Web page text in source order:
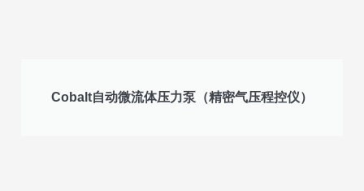
Cobalt自动微流体压力泵（精密气压程控仪）